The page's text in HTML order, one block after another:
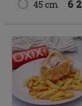
45 cm 6